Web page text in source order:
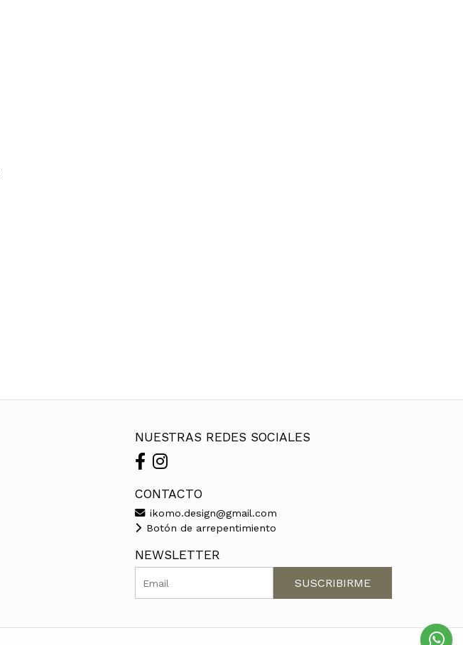
NUESTRAS REDES SOCIALES
CONTACTO
ikomo.design@gmail.com
Botón de arrepentimiento
NEWSLETTER
SUSCRIBIRME